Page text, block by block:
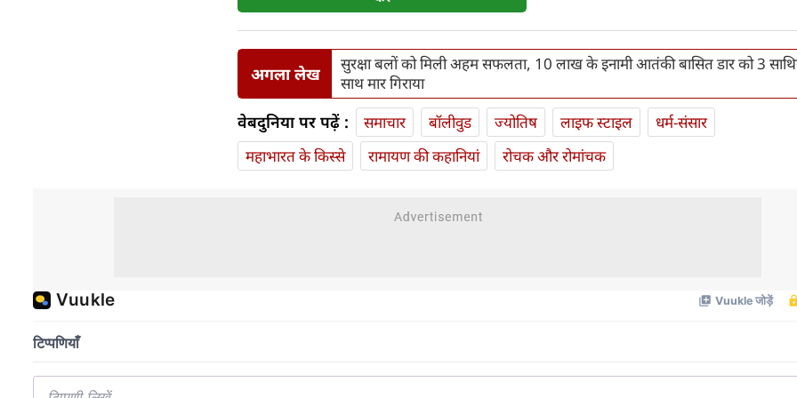
अगला लेख
सुरक्षा बलों को मिली अहम सफलता, 10 लाख के इनामी आतंकी बासित डार को 3
साथ मार गिराया
वेबदुनिया पर पढ़ें : समाचार बॉलीवुड ज्योतिष लाइफ स्‍टाइल
धर्म-संसार
महाभारत के किस्से
रामायण की कहानियां रोचक और रोमांचक